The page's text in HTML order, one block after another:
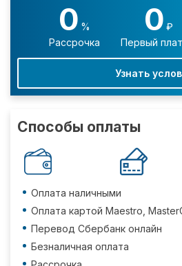
0 %
Рассрочка
0 ₽
Первый
Узнать
Способы оплаты
Оплата наличными
Оплата картой Maestro,
Перевод Сбербанк онлайн
Безналичная оплата